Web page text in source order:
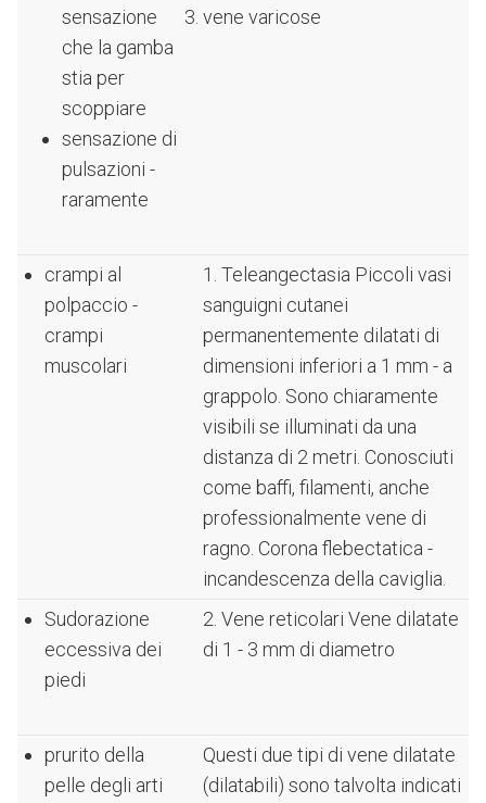
sensazione
che la gamba
stia per
scoppiare
sensazione di
pulsazioni -
raramente
vene varicose
crampi al
polpaccio -
crampi
muscolari
1. Teleangectasia Piccoli vasi
sanguigni cutanei
permanentemente dilatati di
dimensioni inferiori a 1 mm - a
grappolo. Sono chiaramente
visibili se illuminati da una
distanza di 2 metri. Conosciuti
come baffi, filamenti, anche
professionalmente vene di
ragno. Corona flebectatica -
incandescenza della caviglia.
Sudorazione
eccessiva dei
piedi
2. Vene reticolari Vene dilatate
di 1 - 3 mm di diametro
prurito della
pelle degli arti
Questi due tipi di vene dilatate
(dilatabili) sono talvolta indicati